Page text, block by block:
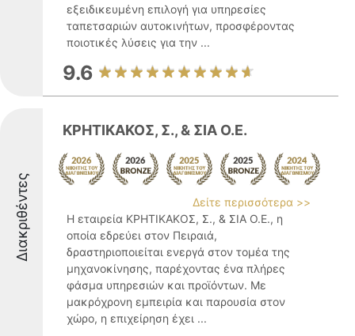
εξειδικευμένη επιλογή για υπηρεσίες
ταπετσαριών αυτοκινήτων, προσφέροντας
ποιοτικές λύσεις για την ...
9.6
Διακριθέντες
ΚΡΗΤΙΚΑΚΟΣ, Σ., & ΣΙΑ Ο.Ε.
Δείτε περισσότερα >>
Η εταιρεία ΚΡΗΤΙΚΑΚΟΣ, Σ., & ΣΙΑ Ο.Ε., η
οποία εδρεύει στον Πειραιά,
δραστηριοποιείται ενεργά στον τομέα της
μηχανοκίνησης, παρέχοντας ένα πλήρες
φάσμα υπηρεσιών και προϊόντων. Με
μακρόχρονη εμπειρία και παρουσία στον
χώρο, η επιχείρηση έχει ...